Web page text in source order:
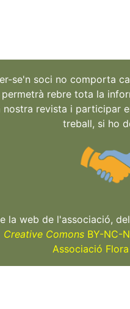
se'n soci no comporta
rebre tota la
nostra revista i participar
treball, si ho
la web de l'associació,
Creative ComonsBY-NC-
Associació